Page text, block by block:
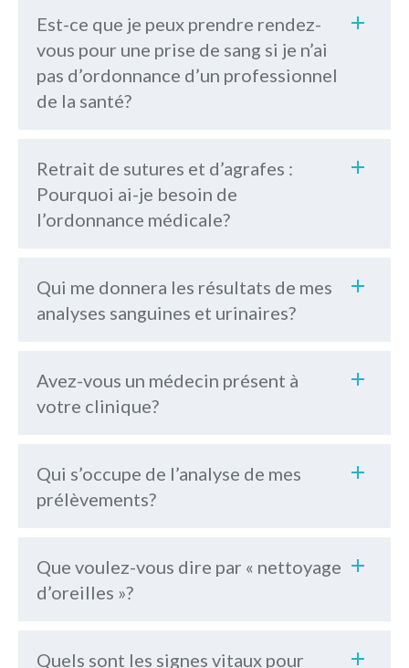
liste de prix
Est-ce que je peux prendre rendez-
vous pour une prise de sang si je n’ai
pas d’ordonnance d’un professionnel
de la santé?
Retrait de sutures et d’agrafes :
Pourquoi ai-je besoin de
l’ordonnance médicale?
Qui me donnera les résultats de mes
analyses sanguines et urinaires?
Avez-vous un médecin présent à
votre clinique?
Qui s’occupe de l’analyse de mes
prélèvements?
Que voulez-vous dire par « nettoyage
d’oreilles »?
Quels sont les signes vitaux pour